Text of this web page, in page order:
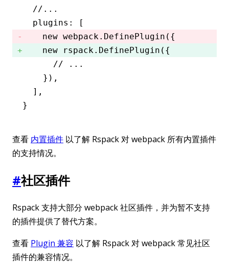
  //...
  plugins
:
[
    new
webpack.DefinePlugin ({
    new rspack.DefinePlugin({
      // ...
    })
,
  ]
,
}
查看 内置插件 以了解 Rspack 对 webpack 所有内置插件
的支持情况。
#社区插件
Rspack 支持大部分 webpack 社区插件，并为暂不支持
的插件提供了替代方案。
查看 Plugin 兼容 以了解 Rspack 对 webpack 常见社区
插件的兼容情况。